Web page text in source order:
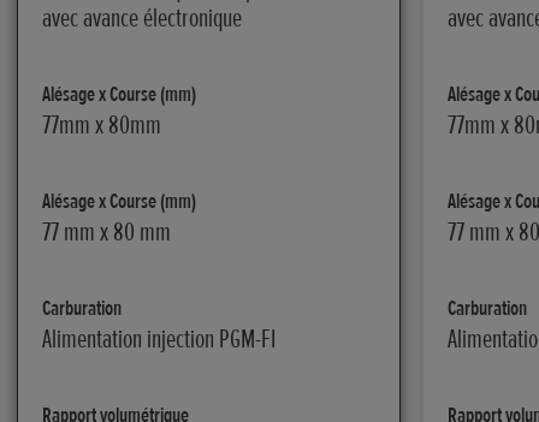
avec avance électronique
Alésage x Course (mm)
77mm x 80mm
Alésage x Course (mm)
77 mm x 80 mm
Carburation
Alimentation injection PGM-FI
Rapport volumétrique
avec
Alésage x
77mm x
Alésage x
77 mm x
Carburation
Rapport